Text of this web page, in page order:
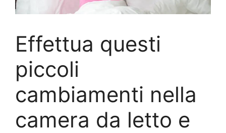
Effettua questi
piccoli
cambiamenti nella
camera da letto e